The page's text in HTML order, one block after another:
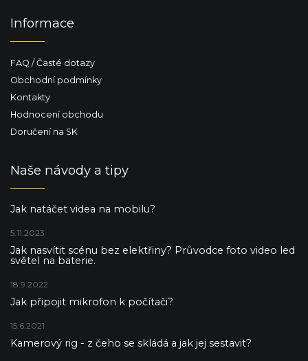
Informace
FAQ / Časté dotazy
Obchodní podmínky
Kontakty
Hodnocení obchodu
Doručení na SK
Naše návody a tipy
Jak natáčet videa na mobilu?
5.11.2023
Jak nasvítit scénu bez elektřiny? Průvodce foto video led
světel na baterie.
18.9.2022
Jak připojit mikrofon k počítači?
15.6.2021
Kamerový rig - z čeho se skládá a jak jej sestavit?